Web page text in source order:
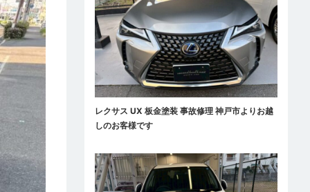
レクサス UX 板金塗装 事故修理 神戸市よりお越
しのお客様です